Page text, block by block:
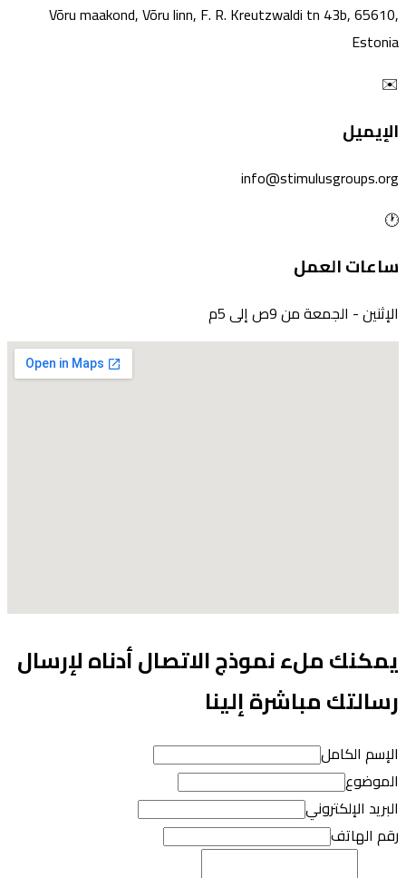
Võru maakond, Võru linn, F. R. Kreutzwaldi tn 43b, 65610,
Estonia
✉️
الإيميل
info@stimulusgroups.org
🕐
ساعات العمل
الإثنين - الجمعة من 9ص إلى 5م
يمكنك ملء نموذج الاتصال أدناه لإرسال
رسالتك مباشرة إلينا
الإسم الكامل
الموضوع
البريد الإلكتروني
رقم الهاتف